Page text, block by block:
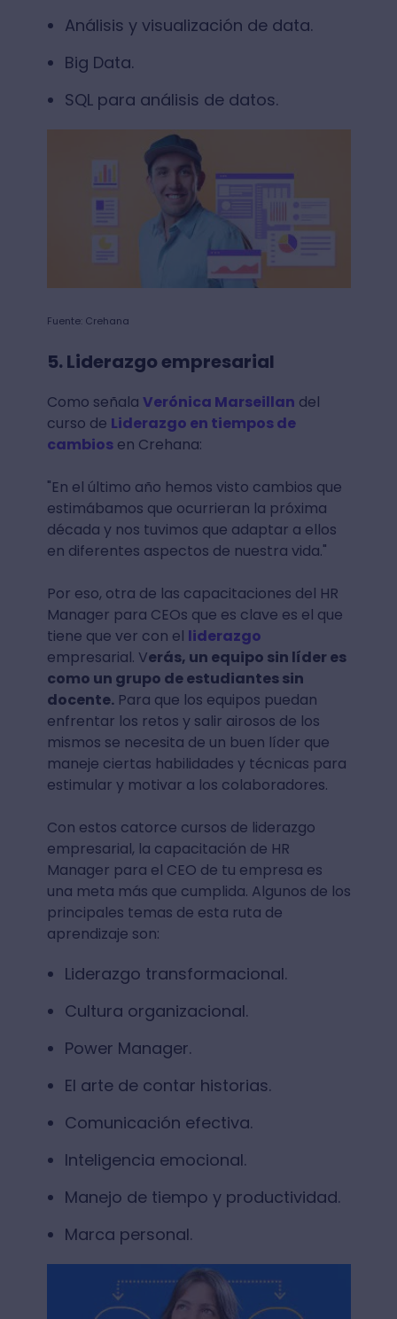
Análisis y visualización de data.
Big Data.
SQL para análisis de datos.
Fuente: Crehana
5. Liderazgo empresarial
Como señala Verónica Marseillan del
curso de Liderazgo en tiempos de
cambiosen Crehana:
"En el último año hemos visto cambios que
estimábamos que ocurrieran la próxima
década y nos tuvimos que adaptar a ellos
en diferentes aspectos de nuestra vida."
Por eso, otra de las capacitaciones del HR
Manager para CEOs que es clave es el que
tiene que ver con el liderazgo
empresarial. Verás, un equipo sin líder es
como un grupo de estudiantes sin
docente.Para que los equipos puedan
enfrentar los retos y salir airosos de los
mismos se necesita de un buen líder que
maneje ciertas habilidades y técnicas para
estimular y motivar a los colaboradores.
Con estos catorce cursos de liderazgo
empresarial, la capacitación de HR
Manager para el CEO de tu empresa es
una meta más que cumplida. Algunos de los
principales temas de esta ruta de
aprendizaje son:
Liderazgo transformacional.
Cultura organizacional.
Power Manager.
El arte de contar historias.
Comunicación efectiva.
Inteligencia emocional.
Manejo de tiempo y productividad.
Marca personal.